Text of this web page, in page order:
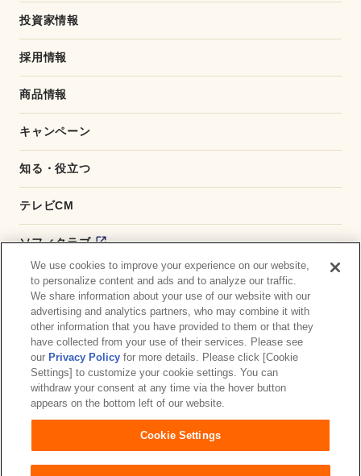
投資家情報
採用情報
商品情報
キャンペーン
知る・役立つ
テレビCM
ソフィクラブ
かんたん応募サービス
ダイレクトショップ
商品取扱い店舗検索
お問い合わせ サイトマップ ウェブサイト利用規約
プライバシーポリシー 障がいの表記について
We use cookies to improve your experience on our website,
to personalize content and ads and to analyze our traffic.
We share information about your use of our website with our
advertising and analytics partners, who may combine it with
other information that you have provided to them or that they
have collected from your use of their services. Please see
our Privacy Policy for more details. Please click [Cookie
Settings] to customize your cookie settings. You can
withdraw your consent at any time via the hover button
appears on the bottom left of our website.
Cookie Settings